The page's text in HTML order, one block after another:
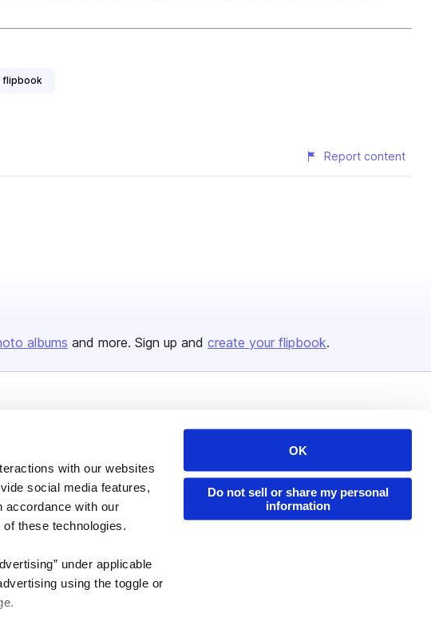
with our websites
social media features,
accordance with our
these technologies.
under applicable
using the toggle or
OK
Do not sell or share my personal
information
flipbook
Report content
albums and more. Sign up and create your flipbook.
Features
Industries
Developers
Publisher Directory
Redeem Code